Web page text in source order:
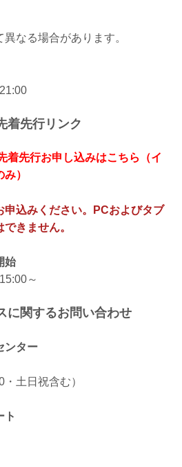
なる場合があります。
着先行リンク
先行お申し込みはこちら（イ
）
込みください。PCおよびタブ
きません。
始
～
に関するお問い合わせ
ンター
・土日祝含む）
ト